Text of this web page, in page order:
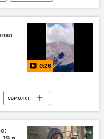
0:26
самолет
Россия